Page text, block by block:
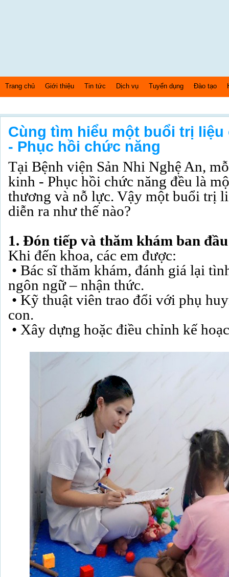
Trang chủ Giới thiệu Tin tức Dịch vụ Tuyển dụng Đào tạo
Cùng tìm hiểu một buổi trị
- Phục hồi chức năng
Tại Bệnh viện Sản Nhi Nghệ An,
kinh - Phục hồi chức năng đều là
thương và nỗ lực. Vậy một buổi trị
diễn ra như thế nào?
1. Đón tiếp và thăm khám ban đầu
Khi đến khoa, các em được:
• Bác sĩ thăm khám, đánh giá lại
ngôn ngữ – nhận thức.
• Kỹ thuật viên trao đổi với phụ
con.
• Xây dựng hoặc điều chỉnh kế